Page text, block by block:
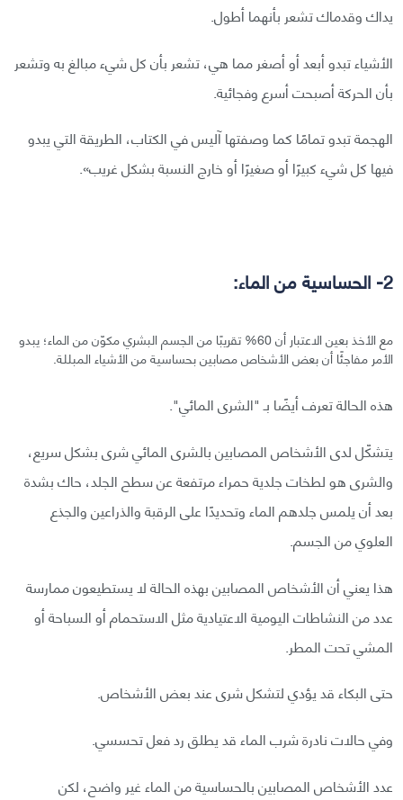
يداك وقدماك تشعر بأنهما أطول.
الأشياء تبدو أبعد أو أصغر مما هي، تشعر بأن كل شيء مبالغ به وتشعر
بأن الحركة أصبحت أسرع وفجائية.
الهجمة تبدو تمامًا كما وصفتها آليس في الكتاب، الطريقة التي يبدو
فيها كل شيء كبيرًا أو صغيرًا أو خارج النسبة بشكل غريب».
2- الحساسية من الماء:
مع الأخذ بعين الاعتبار أن 60% تقريبًا من الجسم البشري مكوّن من الماء؛ يبدو
الأمر مفاجئًا أن بعض الأشخاص مصابين بحساسية من الأشياء المبللة.
هذه الحالة تعرف أيضًا بـ "الشرى المائي".
يتشكّل لدى الأشخاص المصابين بالشرى المائي شرى بشكل سريع،
والشرى هو لطخات جلدية حمراء مرتفعة عن سطح الجلد، حاك بشدة
بعد أن يلمس جلدهم الماء وتحديدًا على الرقبة والذراعين والجذع
العلوي من الجسم.
هذا يعني أن الأشخاص المصابين بهذه الحالة لا يستطيعون ممارسة
عدد من النشاطات اليومية الاعتيادية مثل الاستحمام أو السباحة أو
المشي تحت المطر.
حتى البكاء قد يؤدي لتشكل شرى عند بعض الأشخاص.
وفي حالات نادرة شرب الماء قد يطلق رد فعل تحسسي.
عدد الأشخاص المصابين بالحساسية من الماء غير واضح، لكن